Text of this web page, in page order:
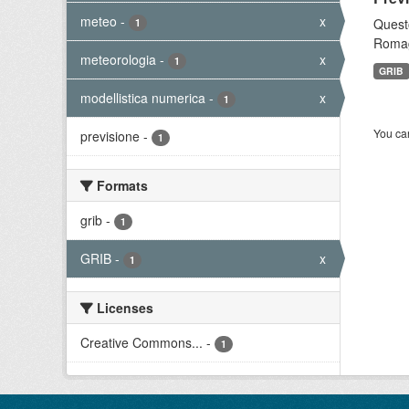
meteo - 1 x
meteorologia - 1 x
modellistica numerica - 1 x
previsione - 1
Formats
grib - 1
GRIB - 1 x
Licenses
Creative Commons... - 1
GRIB
You